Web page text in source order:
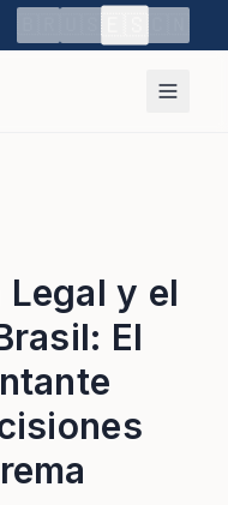
🇺🇸🇪🇸
Legal y el
El